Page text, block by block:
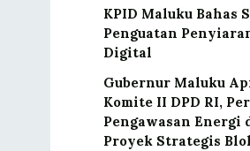
KPID Maluku Bahas
Penguatan
Digital
Gubernur Maluku
Komite II DPD RI,
Pengawasan Energi
Proyek Strategis